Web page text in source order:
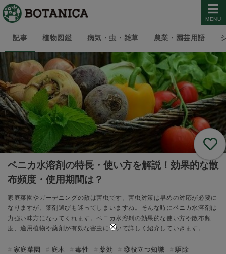
MENU
記事 植物図鑑 病気・虫・雑草 農業・園芸用語
ベニカ水溶剤の特長・使い方を解説！効果的な散
布頻度・使用期間は？
家庭菜園やガーデニングの敵は害虫です。害虫対策は早めの対応が必要に
なりますが、薬剤選びも迷ってしまいますね。そんな時にベニカ水溶剤は
力強い味方になってくれます。ベニカ水溶剤の効果的な使い方や散布頻
度、適用植物や薬剤が有効な害虫について詳しく紹介していきます。
家庭菜園 庭木 毒性 薬効 ⑬役立つ知識 駆除